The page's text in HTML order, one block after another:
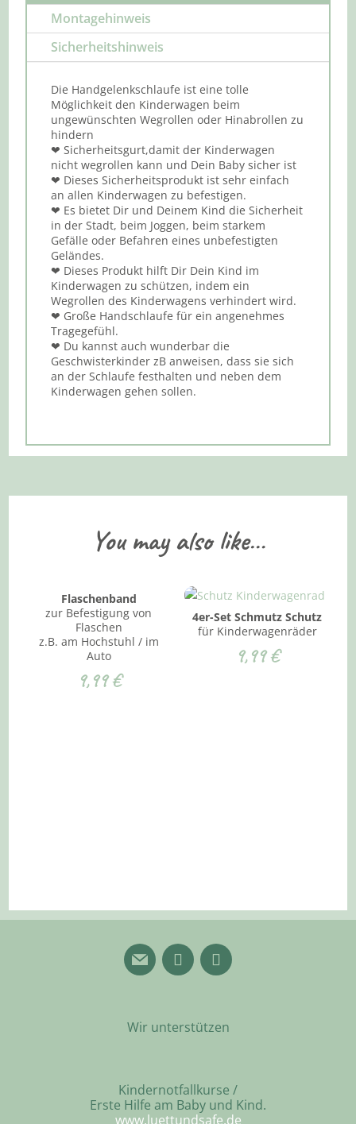
Montagehinweis
Sicherheitshinweis
Die Handgelenkschlaufe ist eine tolle
Möglichkeit den Kinderwagen beim
ungewünschten Wegrollen oder Hinabrollen zu
hindern
❤ Sicherheitsgurt,damit der Kinderwagen
nicht wegrollen kann und Dein Baby sicher ist
❤ Dieses Sicherheitsprodukt ist sehr einfach
an allen Kinderwagen zu befestigen.
❤ Es bietet Dir und Deinem Kind die Sicherheit
in der Stadt, beim Joggen, beim starkem
Gefälle oder Befahren eines unbefestigten
Geländes.
❤ Dieses Produkt hilft Dir Dein Kind im
Kinderwagen zu schützen, indem ein
Wegrollen des Kinderwagens verhindert wird.
❤ Große Handschlaufe für ein angenehmes
Tragegefühl.
❤ Du kannst auch wunderbar die
Geschwisterkinder zB anweisen, dass sie sich
an der Schlaufe festhalten und neben dem
Kinderwagen gehen sollen.
You may also like…
Flaschenband
zur Befestigung von
Flaschen
z.B. am Hochstuhl / im
Auto
9,99€
4er-Set Schmutz Schutz
für Kinderwagenräder
9,99€
Wir unterstützen
Kindernotfallkurse /
Erste Hilfe am Baby und Kind.
www.luettundsafe.de